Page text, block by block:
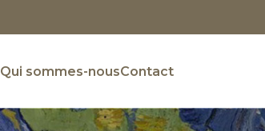
Qui sommes-nousContact